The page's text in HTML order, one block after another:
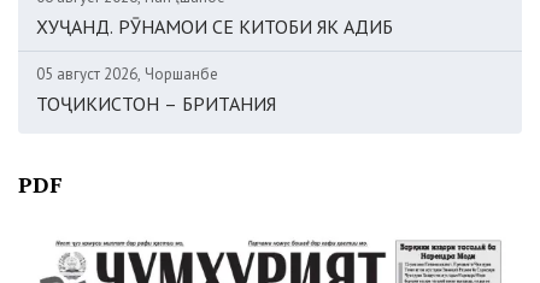
ХУҶАНД. РӮНАМОИ СЕ КИТОБИ ЯК АДИБ
05 август 2026, Чоршанбе
ТОҶИКИСТОН – БРИТАНИЯ
PDF